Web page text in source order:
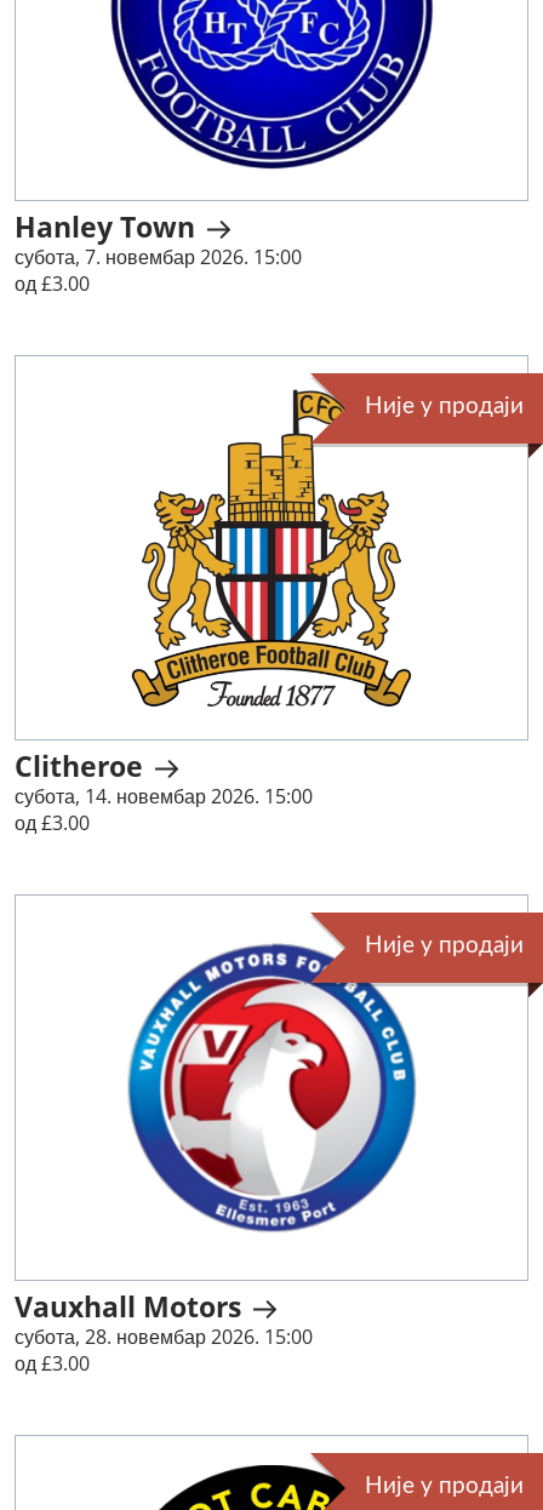
Hanley Town
субота, 7. новембар 2026. 15:00
од £3.00
Није у продаји
Clitheroe
субота, 14. новембар 2026. 15:00
од £3.00
Није у продаји
Vauxhall Motors
субота, 28. новембар 2026. 15:00
од £3.00
Није у продаји